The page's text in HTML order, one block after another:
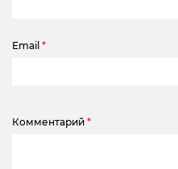
Email *
Комментарий *